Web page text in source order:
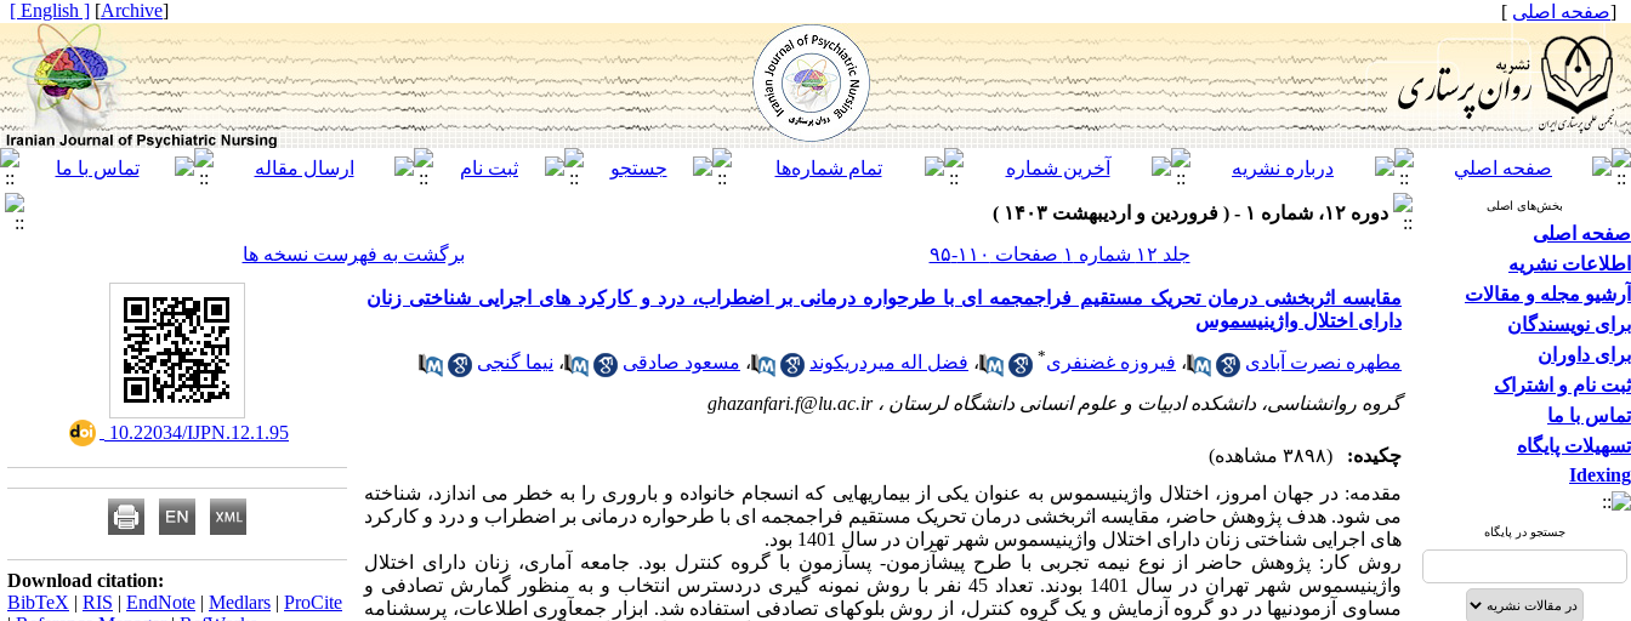
[صفحه اصلی ]
[
Archive
]
[ English ]
بخش‌های اصلی
صفحه اصلی
اطلاعات نشریه
آرشیو مجله و مقالات
برای نویسندگان
برای داوران
ثبت نام و اشتراک
تماس با ما
تسهیلات پایگاه
Idexing
جستجو در پایگاه
دوره ۱۲، شماره ۱ - ( فروردین و اردیبهشت ۱۴۰۳ )
جلد ۱۲ شماره ۱ صفحات ۱۱۰-۹۵
برگشت به فهرست نسخه ها
مقایسه اثربخشی درمان تحریک مستقیم فراجمجمه ای با طرحواره درمانی بر اضطراب، درد و کارکرد های اجرایی شناختی زنان
دارای اختلال واژینیسموس
مطهره نصرت آبادی ، فیروزه غضنفری* ، فضل اله میردریکوند ، مسعود صادقی ، نیما گنجی
گروه روانشناسی، دانشکده ادبیات و علوم انسانی دانشگاه لرستان ،ghazanfari.f@lu.ac.ir
چکیده:
(۳۸۹۸ مشاهده)
مقدمه: در جهان امروز، اختلال واژینیسموس به عنوان یکی از بیماری­هایی که انسجام خانواده و باروری را به خطر می اندازد، شناخته
می شود. هدف پژوهش حاضر، مقایسه اثربخشی درمان تحریک مستقیم فراجمجمه ای با طرحواره درمانی بر اضطراب و درد و کارکرد
های اجرایی شناختی زنان دارای اختلال واژینیسموس شهر­ تهران در سال 1401 بود.
روش کار: پژوهش حاضر از نوع نیمه ­تجربی با طرح پیش­آزمون- پس­آزمون با گروه کنترل بود. جامعه آماری، زنان دارای اختلال
واژینیسموس شهر تهران در سال 1401 بودند. تعداد 45 نفر با روش نمونه گیری در­دسترس انتخاب و به منظور گمارش ­تصادفی و
مساوی آزمودنی­ها در دو گروه ­­آزمایش و یک گروه کنترل، از روش بلوک­های تصادفی استفاده شد. ابزار جمع­آوری اطلاعات، پرسشنامه
‎ 10.22034/IJPN.12.1.95
Download citation:
BibTeX | RIS | EndNote | Medlars | ProCite